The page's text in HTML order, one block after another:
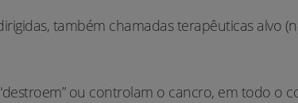
também chamadas terapêuticas alvo
ou controlam o cancro, em todo o